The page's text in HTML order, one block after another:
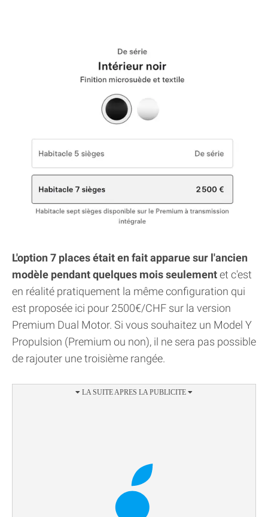
L'option 7 places était en fait apparue sur l'ancien
modèle pendant quelques mois seulementet c'est
en réalité pratiquement la même configuration qui
est proposée ici pour 2500€/CHF sur la version
Premium Dual Motor. Si vous souhaitez un Model Y
Propulsion (Premium ou non), il ne sera pas possible
de rajouter une troisième rangée.